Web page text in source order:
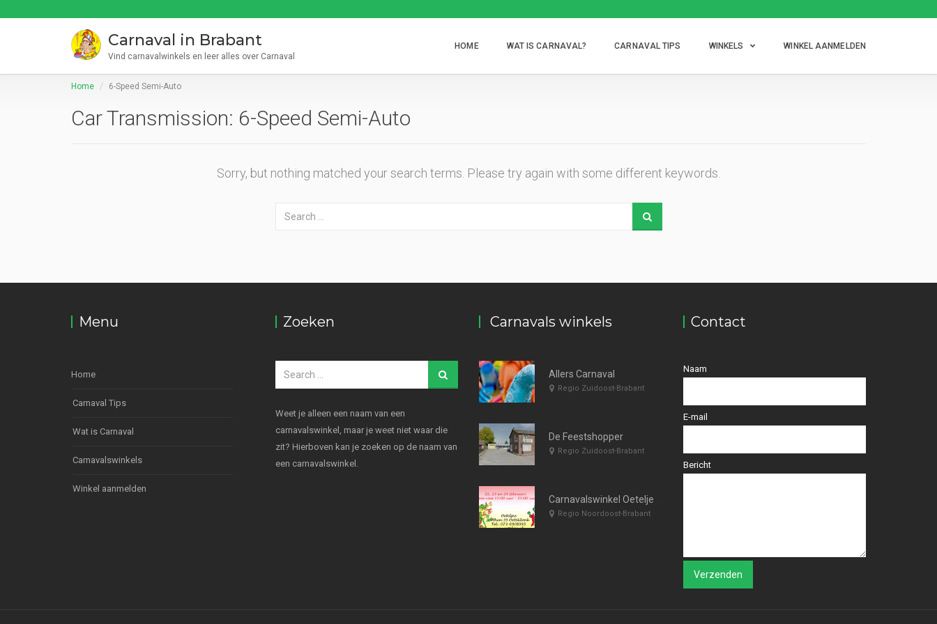
Carnaval in Brabant
Vind carnavalwinkels en leer alles over Carnaval
HOME WAT IS CARNAVAL? CARNAVAL TIPS WINKELS WINKEL AANMELDEN
Home 6-Speed Semi-Auto
Car Transmission: 6-Speed Semi-Auto
Sorry, but nothing matched your search terms. Please try again with some different keywords.
Menu
Home
Carnaval Tips
Wat is Carnaval
Carnavalswinkels
Winkel aanmelden
Zoeken
Weet je alleen een naam van een
carnavalswinkel, maar je weet niet waar die
zit? Hierboven kan je zoeken op de naam van
een carnavalswinkel.
Carnavals winkels
Allers Carnaval
Regio Zuidoost-Brabant
De Feestshopper
Regio Zuidoost-Brabant
Regio Noordoost-Brabant
Contact
Naam
E-mail
Bericht